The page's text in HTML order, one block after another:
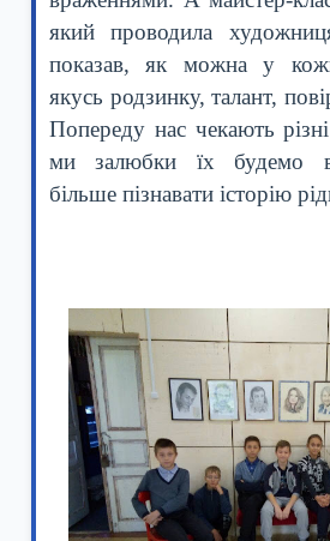
який проводила
показав, як можна у
якусь родзинку, талант,
Попереду нас чекають
ми залюбки їх будемо
більше пізнавати історію